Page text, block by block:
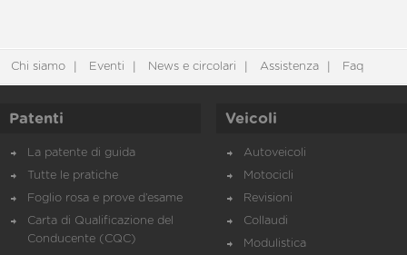
Chi siamo Eventi News e circolari Assistenza Faq
Patenti
La patente di guida
Tutte le pratiche
Foglio rosa e prove d’esame
Carta di Qualificazione del
Conducente (CQC)
Veicoli
Autoveicoli
Motocicli
Revisioni
Collaudi
Modulistica